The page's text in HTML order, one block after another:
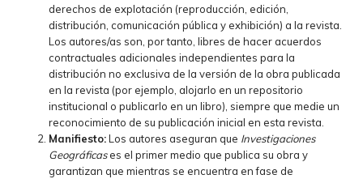
derechos de explotación (reproducción, edición,
distribución, comunicación pública y exhibición) a la revista.
Los autores/as son, por tanto, libres de hacer acuerdos
contractuales adicionales independientes para la
distribución no exclusiva de la versión de la obra publicada
en la revista (por ejemplo, alojarlo en un repositorio
institucional o publicarlo en un libro), siempre que medie un
reconocimiento de su publicación inicial en esta revista.
Manifiesto:Los autores aseguran que Investigaciones
Geográficases el primer medio que publica su obra y
garantizan que mientras se encuentra en fase de